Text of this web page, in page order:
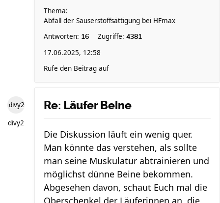
Thema:
Abfall der Sauserstoffsättigung bei HFmax
Antworten: 16 Zugriffe: 4381
17.06.2025, 12:58
Rufe den Beitrag auf
divy2
divy2
Re: Läufer Beine
Die Diskussion läuft ein wenig quer.
Man könnte das verstehen, als sollte
man seine Muskulatur abtrainieren und
möglichst dünne Beine bekommen.
Abgesehen davon, schaut Euch mal die
Oberschenkel der Läuferinnen an, die